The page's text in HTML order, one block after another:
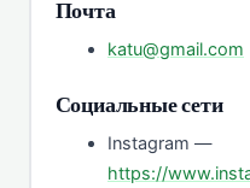
Почта
katu@gmail.com
Социальные сети
Instagram —
https://